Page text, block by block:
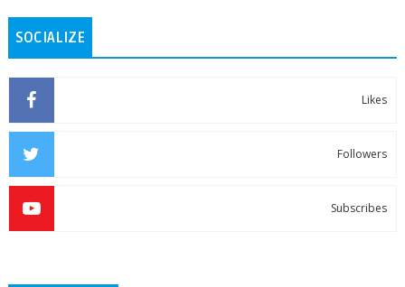
SOCIALIZE
Likes
Followers
Subscribes